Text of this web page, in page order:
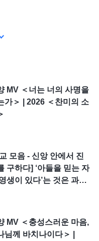
MV ＜너는 너의 사명을
가＞ | 2026 ＜찬미의 소
모음 - 신앙 안에서 진
구하다] ‘아들을 믿는 자
생이 있다’는 것은 과연
MV ＜충성스러운 마음,
님께 바치나이다＞ |